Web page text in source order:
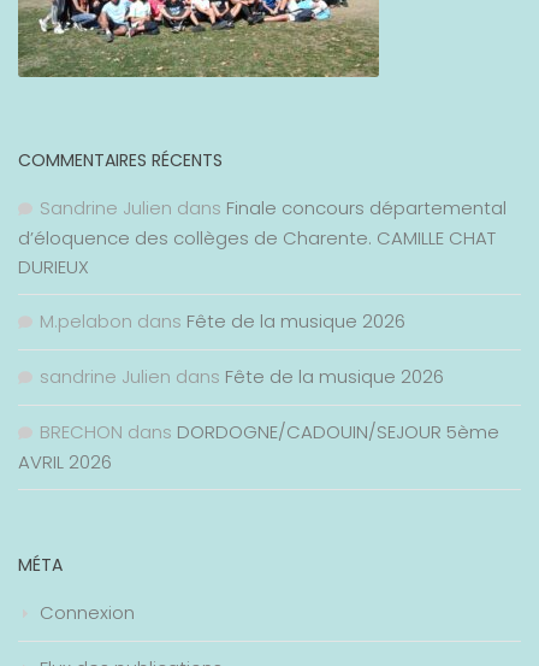
COMMENTAIRES RÉCENTS
Sandrine Julien dans Finale concours départemental
d’éloquence des collèges de Charente. CAMILLE CHAT
DURIEUX
M.pelabon dans Fête de la musique 2026
sandrine Julien dans Fête de la musique 2026
BRECHON dans DORDOGNE/CADOUIN/SEJOUR 5ème
AVRIL 2026
MÉTA
Connexion